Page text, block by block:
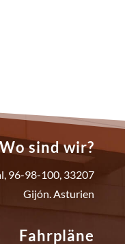
Wo sind wir?
96-98-100, 33207
Gijón. Asturien
Fahrpläne